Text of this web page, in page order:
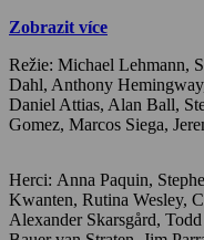
nemá jednoduché… V
Twin Peaks), se jednoho
(Stephen Moyer).
smrtelníky a vzhledem ke
občanskou válku, se stane
Zobrazit více
Režie: Michael Lehmann,
Dahl, Anthony
Daniel Attias, Alan Ball,
Gomez, Marcos Siega,
Herci: Anna Paquin, Stephen Moyer, Sam Trammell, Ryan Kwanten, Rutina Wesley, Chris Bauer, Nelsan Ellis, Carrie Preston, Alexander Skarsgård, Todd Lowe, Deborah Ann Woll, Kristin Bauer van Straten, Jim Parrack, Joe Manganiello, Lauren Bowles, William Sanderson, Michael McMillian, Kevin Alejandro, Janina Gavankar, Adina Porter, Marshall Allman, Lucy Griffiths, Jessica Tuck, Denis O'Hare, John Billingsley, Anna Camp, Michelle Forbes, Michael Raymond-James, Mehcad Brooks, Lindsay Pulsipher, Kelly Overton, Brit Morgan, Mariana Klaveno, Tanya Wright, Fiona Shaw, Dale Dickey, Valentina Cervi, Scott Foley, Robert Patrick, Carolyn Hennesy, Lois Smith,